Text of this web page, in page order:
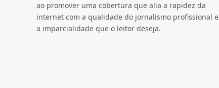
ao promover uma cobertura que alia a rapidez da
internet com a qualidade do jornalismo profissional e
a imparcialidade que o leitor deseja.